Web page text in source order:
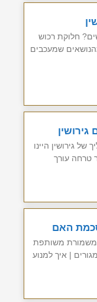
חלוקת רכוש
שמעכבים
גירושין היינו
טרחה עורך
האם
משותפת
| איך למנוע